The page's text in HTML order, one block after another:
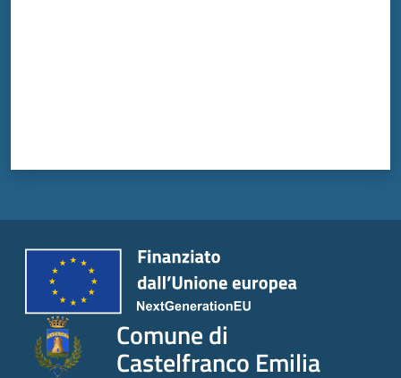
su
Comune di
Castelfranco Emilia